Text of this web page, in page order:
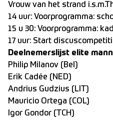
Vrouw van het strand
14 uur: Voorprogramma:
15 u 30: Voorprogramma:
17 uur: Start
Deelnemerslijst elite
Philip Milanov (Bel)
Erik Cadée (NED)
Andrius Gudzius (LIT)
Mauricio Ortega (COL)
Igor Gondor (TCH)